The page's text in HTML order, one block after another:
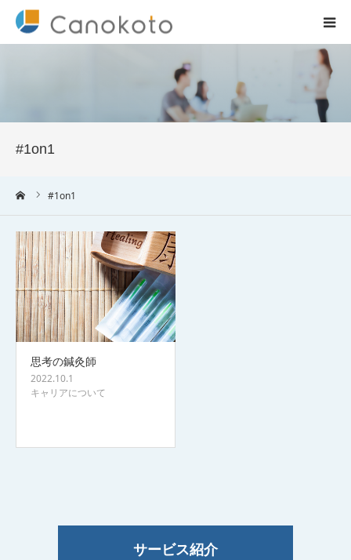
#1on1
#1on1
思考の鍼灸師
2022.10.1
キャリアについて
サービス紹介
会社概要
ブログ
実績
コラム一覧
お問合せ